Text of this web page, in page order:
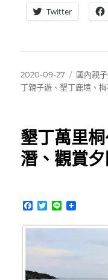
Twitter
發
佈
2020-09-27
分
類
國內親
丁親子遊 、 墾丁鹿境 、
墾丁萬里
潛、觀賞
F
c
k
T
i
e
L
n